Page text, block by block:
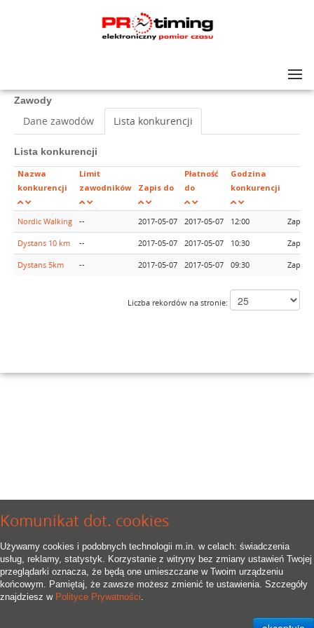
Komunikat dot. cookies
Używamy cookies i podobnych technologii m.in. w celach: świadczenia
usług, reklamy, statystyk. Korzystanie z witryny bez zmiany ustawień Twojej
przeglądarki oznacza, że będą one umieszczane w Twoim urządzeniu
końcowym. Pamiętaj, że zawsze możesz zmienić te ustawienia. Szczegóły
znajdziesz w Polityce Prywatności.
Zawody
Dane zawodów Lista konkurencji
Lista konkurencji
Nazwa
konkurencji
Limit
zawodników
Zapis do
Płatność
do
Godzina
konkurencji
Nordic Walking -- 2017-05-07 2017-05-07 12:00 Zapisy
Dystans 10 km -- 2017-05-07 2017-05-07 10:30 Zapisy
Dystans 5km -- 2017-05-07 2017-05-07 09:30 Zapisy
Liczba rekordów na stronie: